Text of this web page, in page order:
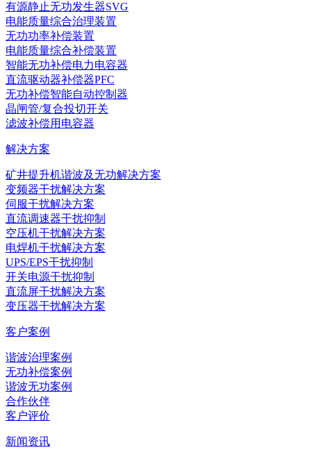
有源静止无功发生器SVG
电能质量综合治理装置
无功功率补偿装置
电能质量综合补偿装置
智能无功补偿电力电容器
直流驱动器补偿器PFC
无功补偿智能自动控制器
晶闸管/复合投切开关
滤波补偿用电容器
解决方案
矿井提升机谐波及无功解决方案
变频器干扰解决方案
伺服干扰解决方案
直流调速器干扰抑制
空压机干扰解决方案
电焊机干扰解决方案
UPS/EPS干扰抑制
开关电源干扰抑制
直流屏干扰解决方案
变压器干扰解决方案
客户案例
谐波治理案例
无功补偿案例
谐波无功案例
合作伙伴
客户评价
新闻资讯